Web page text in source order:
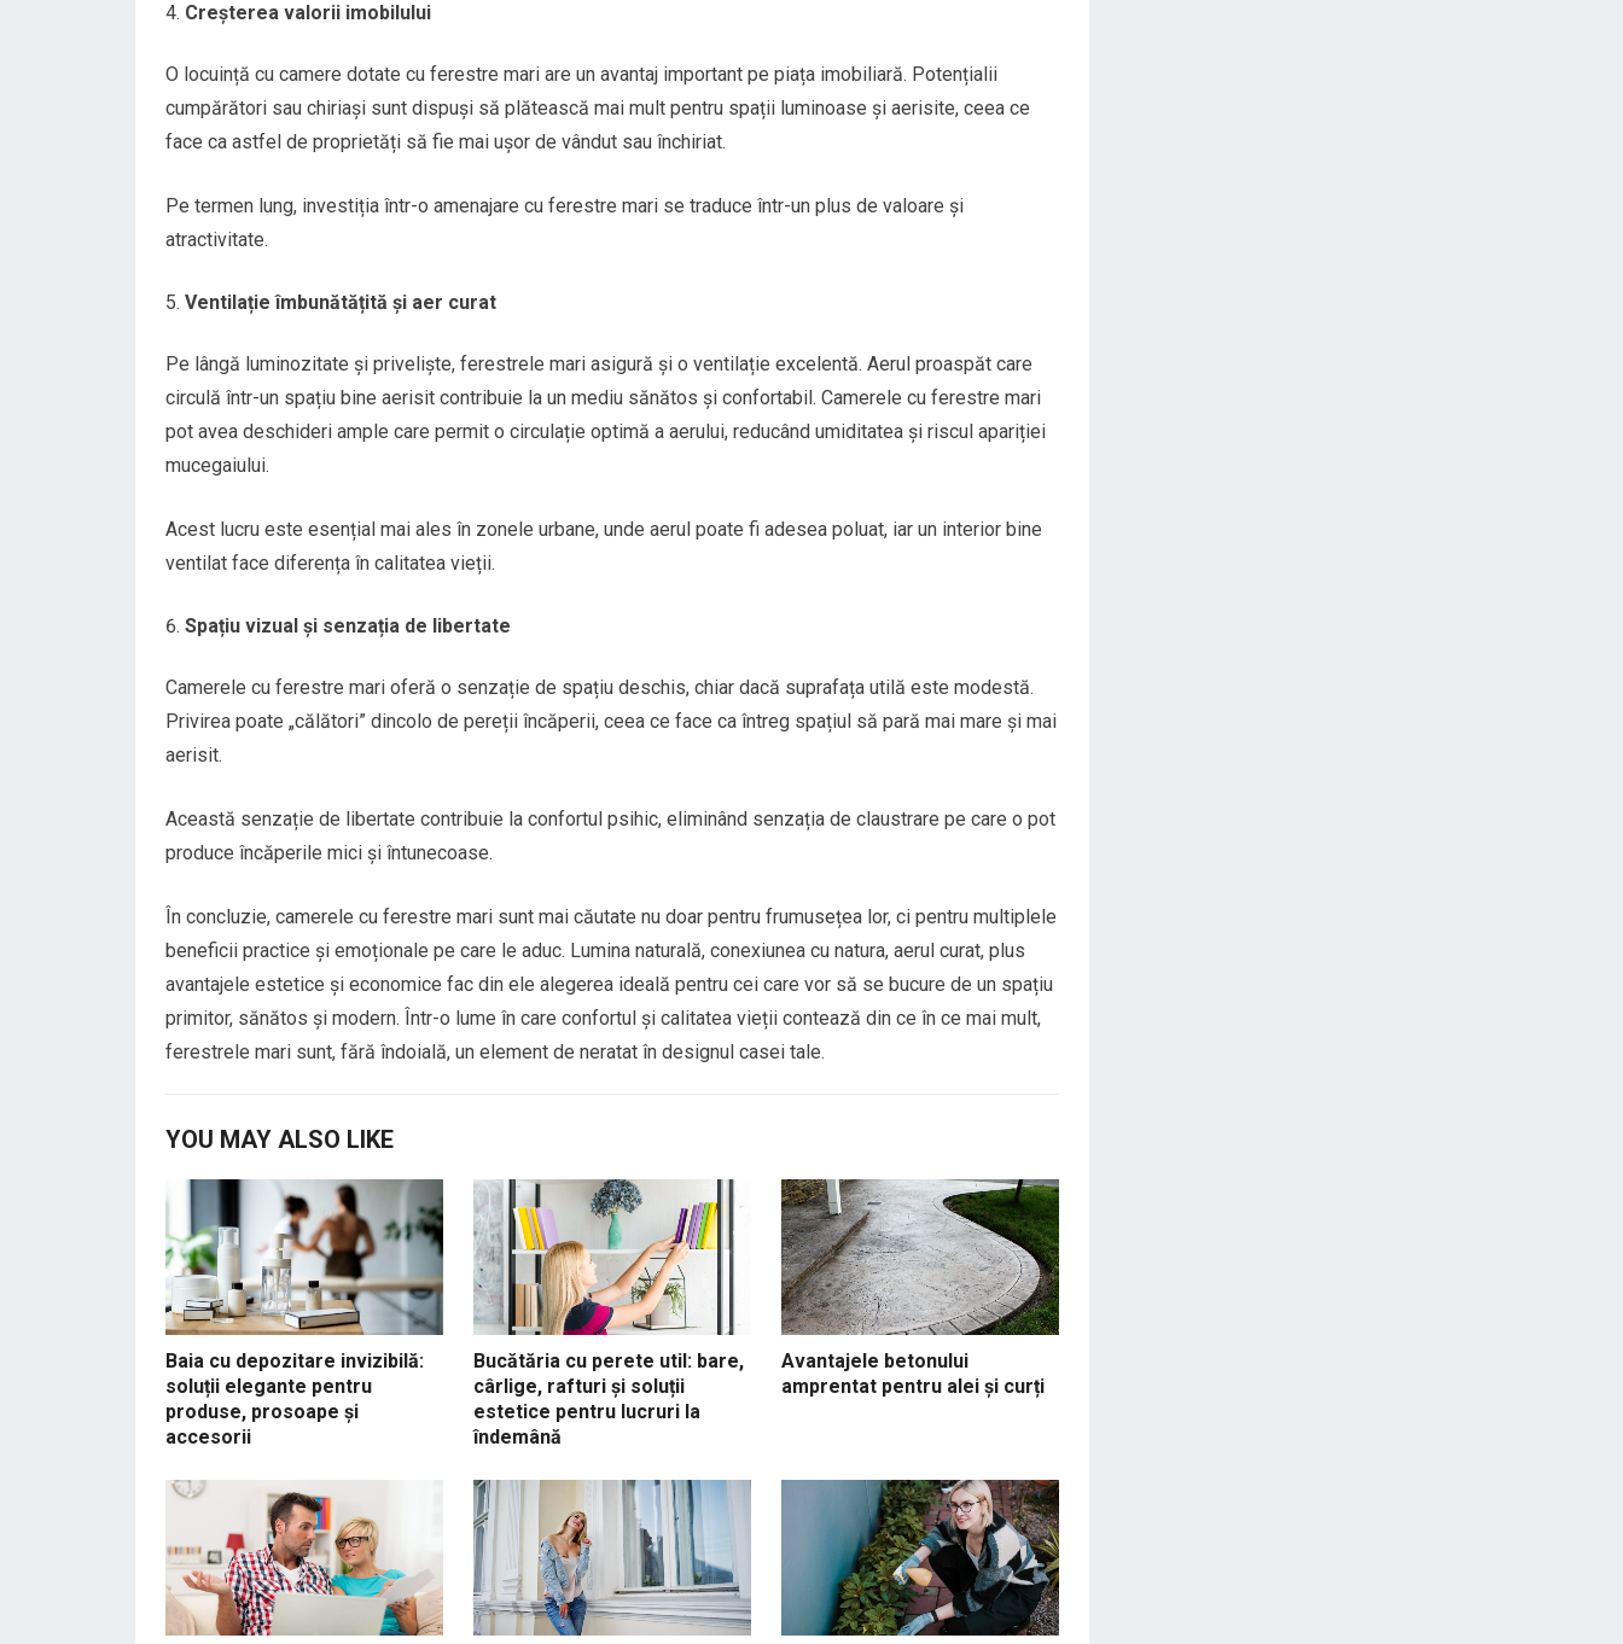
Creșterea valorii imobilului
O locuință cu camere dotate cu ferestre mari are un avantaj important pe piața imobiliară. Potențialii
cumpărători sau chiriași sunt dispuși să plătească mai mult pentru spații luminoase și aerisite, ceea ce
face ca astfel de proprietăți să fie mai ușor de vândut sau închiriat.
Pe termen lung, investiția într-o amenajare cu ferestre mari se traduce într-un plus de valoare și
atractivitate.
Ventilație îmbunătățită și aer curat
Pe lângă luminozitate și priveliște, ferestrele mari asigură și o ventilație excelentă. Aerul proaspăt care
circulă într-un spațiu bine aerisit contribuie la un mediu sănătos și confortabil. Camerele cu ferestre mari
pot avea deschideri ample care permit o circulație optimă a aerului, reducând umiditatea și riscul apariției
mucegaiului.
Acest lucru este esențial mai ales în zonele urbane, unde aerul poate fi adesea poluat, iar un interior bine
ventilat face diferența în calitatea vieții.
Spațiu vizual și senzația de libertate
Camerele cu ferestre mari oferă o senzație de spațiu deschis, chiar dacă suprafața utilă este modestă.
Privirea poate „călători” dincolo de pereții încăperii, ceea ce face ca întreg spațiul să pară mai mare și mai
aerisit.
Această senzație de libertate contribuie la confortul psihic, eliminând senzația de claustrare pe care o pot
produce încăperile mici și întunecoase.
În concluzie, camerele cu ferestre mari sunt mai căutate nu doar pentru frumusețea lor, ci pentru multiplele
beneficii practice și emoționale pe care le aduc. Lumina naturală, conexiunea cu natura, aerul curat, plus
avantajele estetice și economice fac din ele alegerea ideală pentru cei care vor să se bucure de un spațiu
primitor, sănătos și modern. Într-o lume în care confortul și calitatea vieții contează din ce în ce mai mult,
ferestrele mari sunt, fără îndoială, un element de neratat în designul casei tale.
YOU MAY ALSO LIKE
Baia cu depozitare invizibilă:
soluții elegante pentru
produse, prosoape și
accesorii
Bucătăria cu perete util: bare,
cârlige, rafturi și soluții
estetice pentru lucruri la
îndemână
Avantajele betonului
amprentat pentru alei și curți